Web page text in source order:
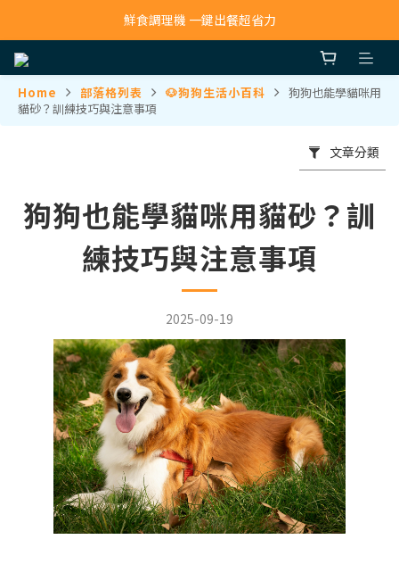
寵物吸毛機 吸毛清淨抗敏一次搞定
寵物吸毛機 吸毛清淨抗敏一次搞定
Home 部落格列表 🐶狗狗生活小百科
狗狗也能學貓咪用
貓砂？訓練技巧與注意事項
文章分類
狗狗也能學貓咪用貓砂？訓
練技巧與注意事項
2025-09-19